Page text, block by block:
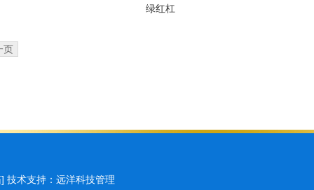
绿红杠
页
] 技术支持： 远洋科技管理